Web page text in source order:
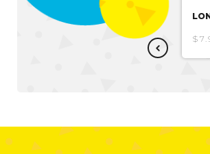
LONCHERA SPIDERMAN